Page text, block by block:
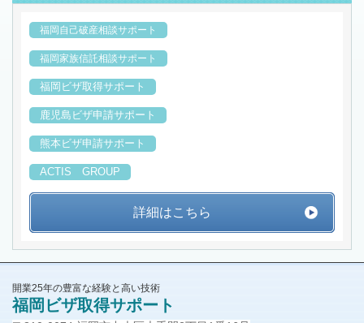
福岡自己破産相談サポート
福岡家族信託相談サポート
福岡ビザ取得サポート
鹿児島ビザ申請サポート
熊本ビザ申請サポート
ACTIS GROUP
詳細はこちら
開業25年の豊富な経験と高い技術
福岡ビザ取得サポート